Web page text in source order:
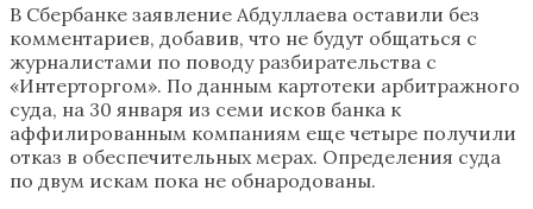
В Сбербанке заявление Абдуллаева оставили без
комментариев, добавив, что не будут общаться с
журналистами по поводу разбирательства с
«Интерторгом». По данным картотеки арбитражного
суда, на 30 января из семи исков банка к
аффилированным компаниям еще четыре получили
отказ в обеспечительных мерах. Определения суда
по двум искам пока не обнародованы.